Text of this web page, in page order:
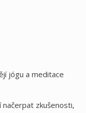
jógu a meditace
zkušenosti,